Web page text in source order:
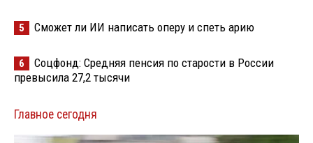
5 Сможет ли ИИ написать оперу и спеть арию
6
Соцфонд: Средняя пенсия по старости в России
превысила 27,2 тысячи
Главное сегодня